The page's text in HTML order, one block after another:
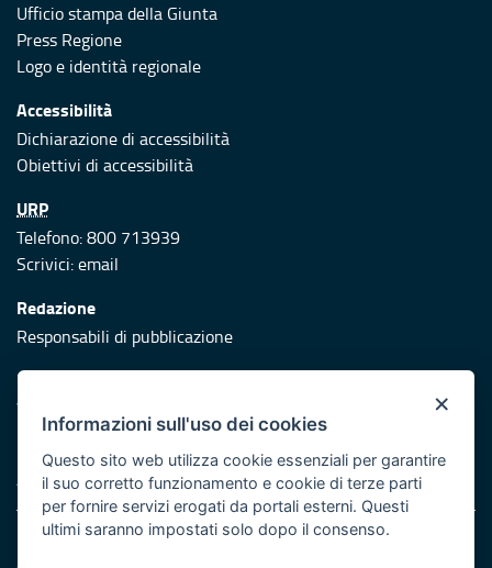
Ufficio stampa della Giunta
Press Regione
Logo e identità regionale
Accessibilità
Dichiarazione di accessibilità
Obiettivi di accessibilità
URP
Telefono: 800 713939
Scrivici:email
Redazione
Responsabili di pubblicazione
Protezione civile
Vai al sito di Protezione Civile Puglia
Iniziativa finanziata con risorse del POR Puglia 2014/2020 -
Asse XI
Note legali
×
Informazioni sull'uso dei cookies
Questo sito web utilizza cookie essenziali per garantire
il suo corretto funzionamento e cookie di terze parti
per fornire servizi erogati da portali esterni. Questi
ultimi saranno impostati solo dopo il consenso.